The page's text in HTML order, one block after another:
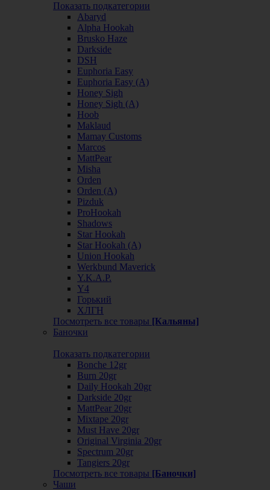
Показать подкатегории
Abaryd
Alpha Hookah
Brusko Haze
Darkside
DSH
Euphoria Easy
Euphoria Easy (А)
Honey Sigh
Honey Sigh (А)
Hoob
Maklaud
Mamay Customs
Marcos
MattPear
Misha
Orden
Orden (А)
Pizduk
ProHookah
Shadows
Star Hookah
Star Hookah (А)
Union Hookah
Werkbund Maverick
Y.K.A.P.
Y4
Горький
ХЛГН
Посмотреть все товары [Кальяны]
Баночки
Показать подкатегории
Bonche 12gr
Burn 20gr
Daily Hookah 20gr
Darkside 20gr
MattPear 20gr
Mixtape 20gr
Must Have 20gr
Original Virginia 20gr
Spectrum 20gr
Tangiers 20gr
Посмотреть все товары [Баночки]
Чаши